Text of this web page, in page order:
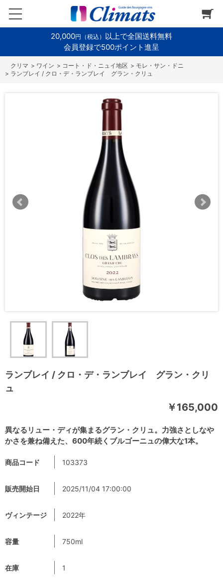
20,000円（税込） 以上で全国送料無料
会員登録で500ポイント進呈
> ワイン > コート・ド・ニュイ地区 > モレ・サン・ドニ
> ランブレイ / クロ・デ・ランブレイ グラン・クリュ
ランブレイ / クロ・デ・ランブレイ グラン・クリ
ュ
異なるリュー・ディが集まるグラン・クリュ。力強さとしなや
かさを兼ね備えた、600年続くブルゴーニュの偉大な1本。
￥165,000
商品コード 103373
販売開始日 2025/11/04 17:00:00
ヴィンテージ 2022年
容量 750ml
在庫 1